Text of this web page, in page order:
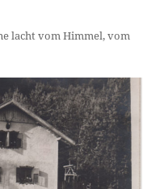
lacht vom Himmel, vom